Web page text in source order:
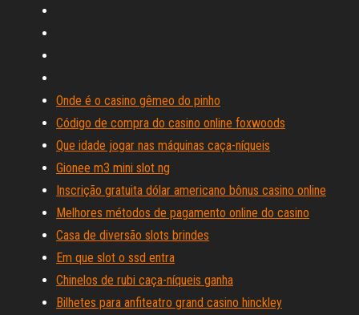
Onde é o casino gêmeo do pinho
Código de compra do casino online foxwoods
Que idade jogar nas máquinas caça-níqueis
Gionee m3 mini slot ng
Inscrição gratuita dólar americano bônus casino online
Melhores métodos de pagamento online do casino
Casa de diversão slots brindes
Em que slot o ssd entra
Chinelos de rubi caça-níqueis ganha
Bilhetes para anfiteatro grand casino hinckley